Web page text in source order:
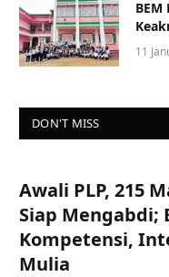
BEM
dan
11
DON'T MISS
Awali PLP, 215
Siap Mengabdi;
Kompetensi,
Mulia